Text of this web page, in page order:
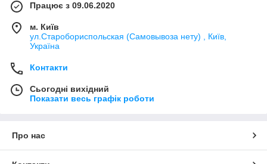
Працює з 09.06.2020
м. Київ
ул.Старобориспольская (Самовывоза нету) , Київ,
Україна
Контакти
Сьогодні вихідний
Показати весь графік роботи
Про нас